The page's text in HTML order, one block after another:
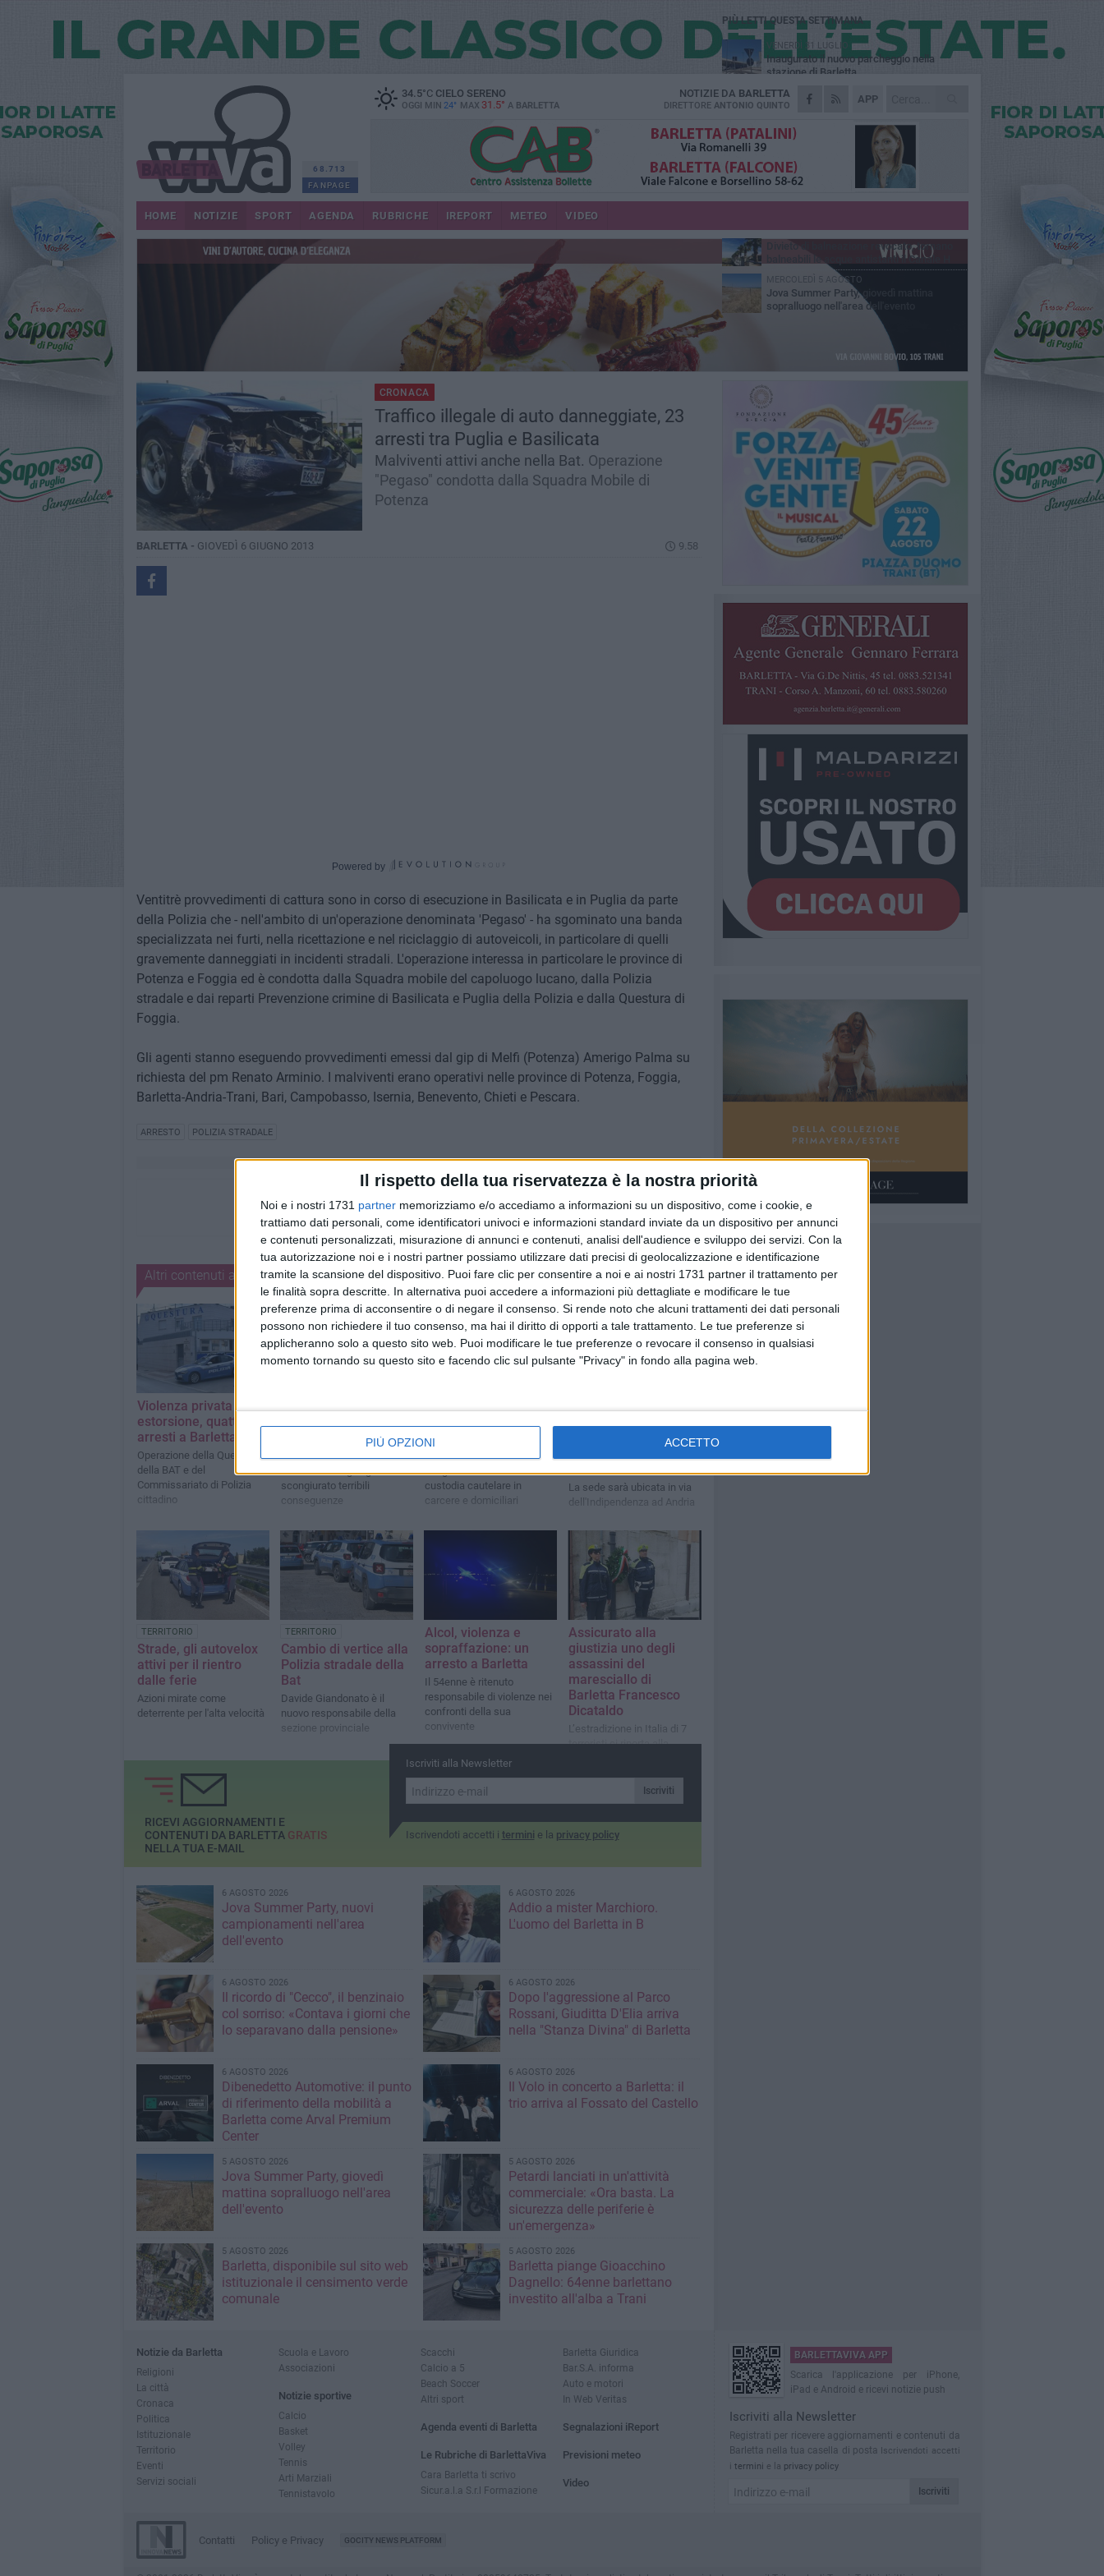
Il rispetto della tua riservatezza è la nostra priorità
Noi e i nostri 1731 partner memorizziamo e/o accediamo a informazioni su un dispositivo, come i cookie, e
trattiamo dati personali, come identificatori univoci e informazioni standard inviate da un dispositivo per annunci
e contenuti personalizzati, misurazione di annunci e contenuti, analisi dell'audience e sviluppo dei servizi. Con la
tua autorizzazione noi e i nostri partner possiamo utilizzare dati precisi di geolocalizzazione e identificazione
tramite la scansione del dispositivo. Puoi fare clic per consentire a noi e ai nostri 1731 partner il trattamento per
le finalità sopra descritte. In alternativa puoi accedere a informazioni più dettagliate e modificare le tue
preferenze prima di acconsentire o di negare il consenso. Si rende noto che alcuni trattamenti dei dati personali
possono non richiedere il tuo consenso, ma hai il diritto di opporti a tale trattamento. Le tue preferenze si
applicheranno solo a questo sito web. Puoi modificare le tue preferenze o revocare il consenso in qualsiasi
momento tornando su questo sito e facendo clic sul pulsante "Privacy" in fondo alla pagina web.
PIÙ OPZIONI ACCETTO
68.713
FANPAGE
34.5°CCIELO SERENO
OGGI MIN 24° MAX 31.5° A BARLETTA
APP
NOTIZIE DA BARLETTA
DIRETTORE ANTONIO QUINTO
HOME NOTIZIE SPORT AGENDA RUBRICHE IREPORT METEO VIDEO
CRONACA
Traffico illegale di auto danneggiate, 23
arresti tra Puglia e Basilicata
Malviventi attivi anche nella Bat. Operazione
"Pegaso" condotta dalla Squadra Mobile di
Potenza
BARLETTA - GIOVEDÌ 6 GIUGNO 2013 9.58
Powered by
Ventitrè provvedimenti di cattura sono in corso di esecuzione in Basilicata e in Puglia da parte
della Polizia che - nell'ambito di un'operazione denominata 'Pegaso' - ha sgominato una banda
specializzata nei furti, nella ricettazione e nel riciclaggio di autoveicoli, in particolare di quelli
gravemente danneggiati in incidenti stradali. L'operazione interessa in particolare le province di
Potenza e Foggia ed è condotta dalla Squadra mobile del capoluogo lucano, dalla Polizia
stradale e dai reparti Prevenzione crimine di Basilicata e Puglia della Polizia e dalla Questura di
Foggia.
Gli agenti stanno eseguendo provvedimenti emessi dal gip di Melfi (Potenza) Amerigo Palma su
richiesta del pm Renato Arminio. I malviventi erano operativi nelle province di Potenza, Foggia,
Barletta-Andria-Trani, Bari, Campobasso, Isernia, Benevento, Chieti e Pescara.
ARRESTO POLIZIA STRADALE
Altri contenuti a tema
Violenza privata ed
estorsione, quattro
arresti a Barletta
Operazione della Questura
della BAT e del
Commissariato di Polizia
cittadino
intervento della
L'intervento degli agenti ha
scongiurato terribili
conseguenze
maxi operazione nella
Eseguite 12 ordinanze di
custodia cautelare in
carcere e domiciliari
protocollo d'intesa per
La sede sarà ubicata in via
dell'Indipendenza ad Andria
TERRITORIO
Strade, gli autovelox
attivi per il rientro
dalle ferie
Azioni mirate come
deterrente per l'alta velocità
TERRITORIO
Cambio di vertice alla
Polizia stradale della
Bat
Davide Giandonato è il
nuovo responsabile della
sezione provinciale
Alcol, violenza e
sopraffazione: un
arresto a Barletta
Il 54enne è ritenuto
responsabile di violenze nei
confronti della sua
convivente
Assicurato alla
giustizia uno degli
assassini del
maresciallo di
Barletta Francesco
Dicataldo
L’estradizione in Italia di 7
terroristi ci riporta alla
dalle BR nell’aprile 1978
Iscriviti alla Newsletter
Iscriviti
Iscrivendoti accetti i termini e la privacy policy
RICEVI AGGIORNAMENTI E
CONTENUTI DA BARLETTA GRATIS
NELLA TUA E-MAIL
6 AGOSTO 2026
Jova Summer Party, nuovi
campionamenti nell'area
dell'evento
6 AGOSTO 2026
Addio a mister Marchioro.
L'uomo del Barletta in B
6 AGOSTO 2026
Il ricordo di "Cecco", il benzinaio
col sorriso: «Contava i giorni che
lo separavano dalla pensione»
6 AGOSTO 2026
Dopo l'aggressione al Parco
Rossani, Giuditta D'Elia arriva
nella "Stanza Divina" di Barletta
6 AGOSTO 2026
Dibenedetto Automotive: il punto
di riferimento della mobilità a
Barletta come Arval Premium
Center
6 AGOSTO 2026
Il Volo in concerto a Barletta: il
trio arriva al Fossato del Castello
5 AGOSTO 2026
Jova Summer Party, giovedì
mattina sopralluogo nell'area
dell'evento
5 AGOSTO 2026
Petardi lanciati in un'attività
commerciale: «Ora basta. La
sicurezza delle periferie è
un'emergenza»
5 AGOSTO 2026
Barletta, disponibile sul sito web
istituzionale il censimento verde
comunale
5 AGOSTO 2026
Barletta piange Gioacchino
Dagnello: 64enne barlettano
investito all'alba a Trani
PIÙ LETTI QUESTA SETTIMANA
VENERDÌ 31 LUGLIO
Inaugurato il nuovo parcheggio nella
stazione di Barletta
MERCOLEDÌ 5 AGOSTO
Barletta piange Gioacchino Dagnello:
GIOVEDÌ 30 LUGLIO
Rapina all'Ipercoop di Barletta: nel mirino la
gioielleria, banditi in fuga
DOMENICA 2 AGOSTO
Beni confiscati alla mafia. Nasce il servizio
VENERDÌ 31 LUGLIO
Divieto di balneazione revocato, tornano
balneabili le acque antistanti il Canale H
MERCOLEDÌ 5 AGOSTO
Jova Summer Party, giovedì mattina
sopralluogo nell'area dell'evento
Notizie da Barletta
Religioni
La città
Cronaca
Politica
Istituzionale
Territorio
Eventi
Servizi sociali
Scuola e Lavoro
Associazioni
Notizie sportive
Calcio
Basket
Volley
Tennis
Arti Marziali
Tennistavolo
Scacchi
Calcio a 5
Beach Soccer
Altri sport
Agenda eventi di Barletta
Le Rubriche di BarlettaViva
Cara Barletta ti scrivo
Sicur.a.l.a S.r.l Formazione
Barletta Giuridica
Bar.S.A. informa
Auto e motori
In Web Veritas
Segnalazioni iReport
Previsioni meteo
Video
BARLETTAVIVA APP
Scarica l'applicazione per iPhone,
iPad e Android e ricevi notizie push
Iscriviti alla Newsletter
Registrati per ricevere aggiornamenti e contenuti da
Barletta nella tua casella di posta
Iscrivendoti accetti
i termini e la privacy policy
Iscriviti
Contatti Policy e Privacy GOCITY NEWS PLATFORM